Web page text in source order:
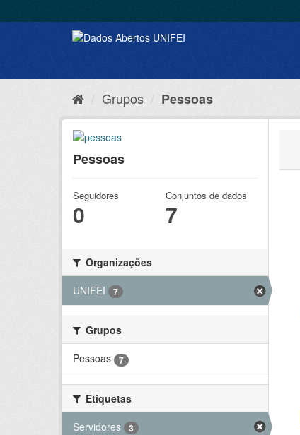
Grupos Pessoas
Pessoas
Seguidores
0
Conjuntos de dados
7
Organizações
UNIFEI
7
Grupos
Pessoas
7
Etiquetas
Servidores
3